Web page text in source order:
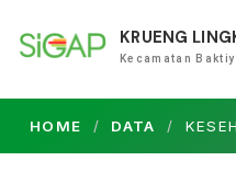
KRUENG
Kecamatan
HOME DATA